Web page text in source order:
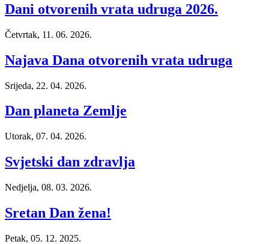
Dani otvorenih vrata udruga 2026.
Četvrtak, 11. 06. 2026.
Najava Dana otvorenih vrata udruga
Srijeda, 22. 04. 2026.
Dan planeta Zemlje
Utorak, 07. 04. 2026.
Svjetski dan zdravlja
Nedjelja, 08. 03. 2026.
Sretan Dan žena!
Petak, 05. 12. 2025.